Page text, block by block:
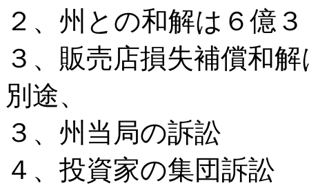
２、州との和解は６億
３、販売店損失補償和
別途、
３、州当局の訴訟
４、投資家の集団訴訟